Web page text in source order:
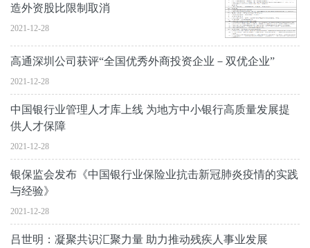
造外资股比限制取消
2021-12-28
高通深圳公司获评“全国优秀外商投资企业－双优企业”
2021-12-28
中国银行业管理人才库上线 为地方中小银行高质量发展提
供人才保障
2021-12-28
银保监会发布《中国银行业保险业抗击新冠肺炎疫情的实践
与经验》
2021-12-28
吕世明：凝聚共识汇聚力量 助力推动残疾人事业发展